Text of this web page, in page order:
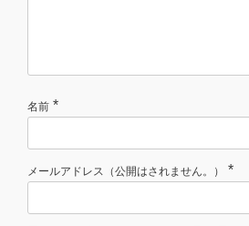
名前 *
メールアドレス（公開はされません。） *